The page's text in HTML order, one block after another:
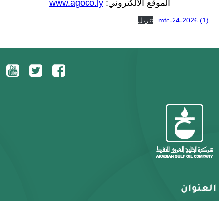
الموقع الألكتروني:www.agoco.ly
mtc-24-2026 (1) تنزيل
العنوان